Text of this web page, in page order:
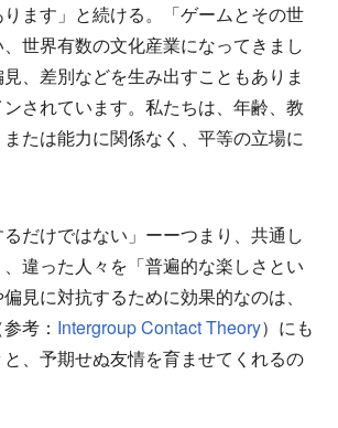
ます」と続ける。「ゲームとその世
世界有数の文化産業になってきまし
、差別などを生み出すこともありま
されています。私たちは、年齢、教
たは能力に関係なく、平等の立場に
だけではない」ーーつまり、共通し
違った人々を「普遍的な楽しさとい
見に対抗するために効果的なのは、
考： Intergroup Contact Theory）にも
、予期せぬ友情を育ませてくれるの